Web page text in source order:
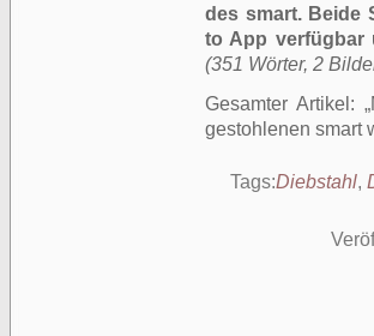
des smart. Beide
to App verfügbar
(351 Wörter, 2
Gesamter Artikel:
gestohlenen smart
Tags:Diebstahl,